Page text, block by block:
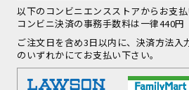
以下のコンビニエンスストアからお支払
コンビニ決済の事務手数料は一律440円
ご注文日を含め3日以内に、決済方法入
のいずれかにてお支払い下さい。